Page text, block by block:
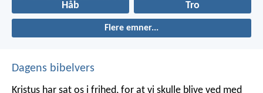
Håb Tro
Flere emner...
Dagens bibelvers
Kristus har sat os i frihed, for at vi skulle blive ved med